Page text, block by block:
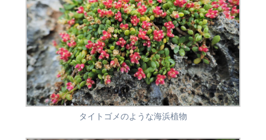
タイトゴメのような海浜植物